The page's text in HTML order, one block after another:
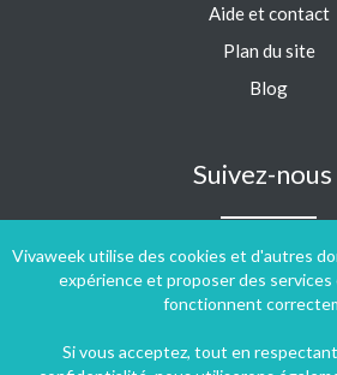
Vivaweek utilise des cookies et d'autres
expérience et proposer des services
fonctionnent
Si vous acceptez, tout en
Aide et contact
Plan du site
Blog
Suivez-nous